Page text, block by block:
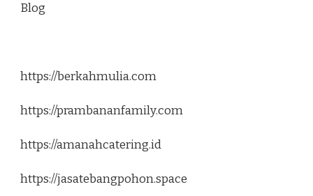
Blog
https://berkahmulia.com
https://prambananfamily.com
https://amanahcatering.id
https://jasatebangpohon.space